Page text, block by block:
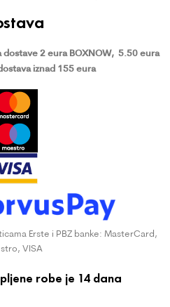
dostave 2 eura BOXNOW, 5.50 eura
iznad 155 eura
Erste i PBZ banke: MasterCard,
VISA
robe je 14 dana